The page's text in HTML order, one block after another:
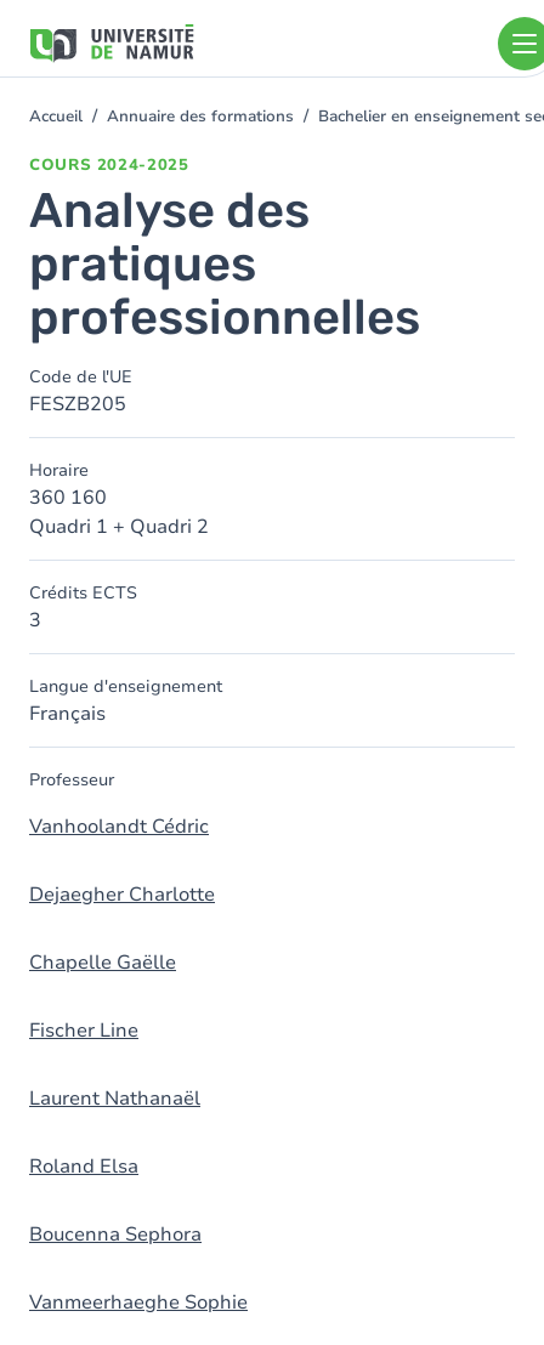
contenu
You
Accueil Annuaire des formations Bachelier en enseignement
COURS 2024-2025
Analyse des
pratiques
professionnelles
Code de l'UE
FESZB205
Horaire
360 160
Quadri 1 + Quadri 2
Crédits ECTS
3
Langue d'enseignement
Français
Professeur
Vanhoolandt Cédric
Dejaegher Charlotte
Chapelle Gaëlle
Fischer Line
Laurent Nathanaël
Roland Elsa
Boucenna Sephora
Vanmeerhaeghe Sophie